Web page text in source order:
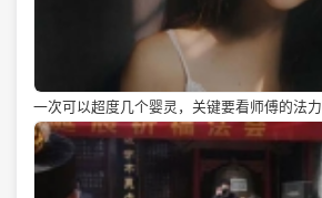
一次可以超度几个婴灵，关键要看师傅的法力